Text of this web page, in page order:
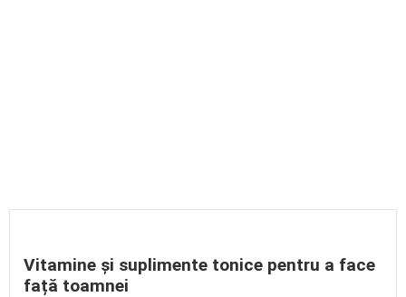
Vitamine și suplimente tonice pentru a face
față toamnei